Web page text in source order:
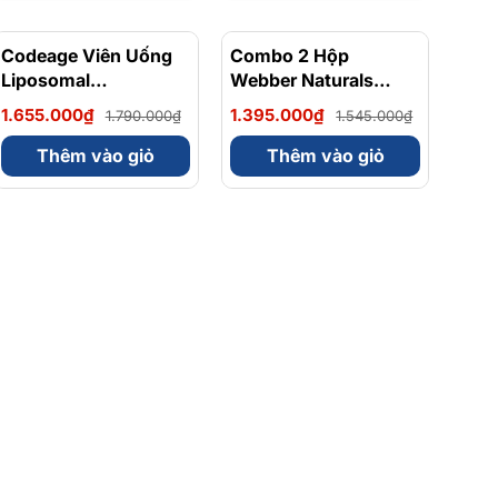
- 8%
Codeage Viên Uống
Liposomal
Magnesium Magie
Glycinate Hữu Cơ
240 Viên - Chính
Ngạch Mỹ, Xuất VAT
1.655.000₫ 1.790.000₫
Thêm vào giỏ
Combo 2 Hộp
Webber Naturals
Omega 3 900mg
EPA/DHA Và
Magnesium
Bisglycinate 200mg
1.395.000₫ 1.545.000₫
Thêm vào giỏ